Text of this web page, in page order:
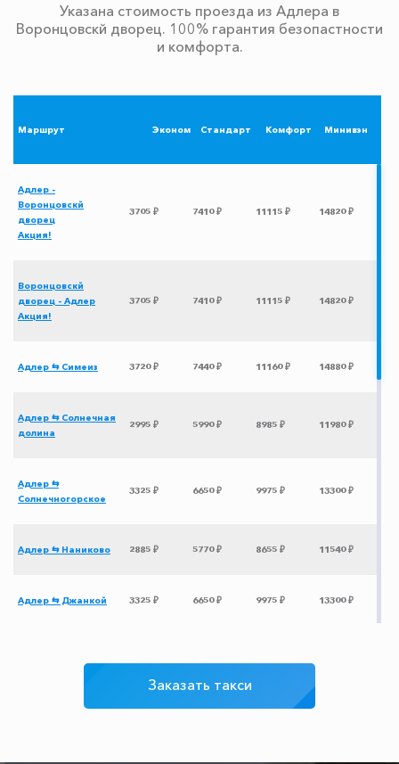
Указана стоимость проезда из Адлера в
Воронцовскй дворец. 100% гарантия безопастности
и комфорта.
Маршрут Эконом Стандарт Комфорт Минивэн
Адлер -
Воронцовскй
дворец
Акция!
3705 ₽ 7410 ₽ 11115 ₽ 14820 ₽
Воронцовскй
дворец - Адлер
Акция!
3705 ₽ 7410 ₽ 11115 ₽ 14820 ₽
Адлер ⇆ Симеиз 3720 ₽ 7440 ₽ 11160 ₽ 14880 ₽
Адлер ⇆ Солнечная
долина
2995 ₽ 5990 ₽ 8985 ₽ 11980 ₽
Адлер ⇆
Солнечногорское
3325 ₽ 6650 ₽ 9975 ₽ 13300 ₽
Адлер ⇆ Наниково 2885 ₽ 5770 ₽ 8655 ₽ 11540 ₽
Адлер ⇆ Джанкой 3325 ₽ 6650 ₽ 9975 ₽ 13300 ₽
200 ₽ 250 ₽ 300 ₽
Заказать такси